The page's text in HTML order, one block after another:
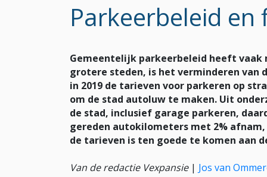
Parkeerbeleid en
Gemeentelijk parkeerbeleid heeft vaak
grotere steden, is het verminderen van
in 2019 de tarieven voor parkeren op
om de stad autoluw te maken. Uit
de stad, inclusief garage parkeren,
gereden autokilometers met 2%
de tarieven is ten goede te komen aan
Van de redactie Vexpansie| Jos van